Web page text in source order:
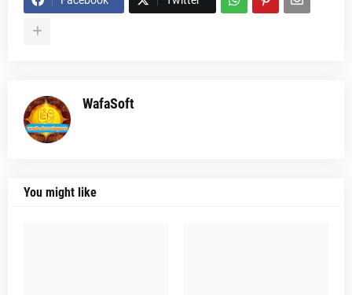
WafaSoft
You might like